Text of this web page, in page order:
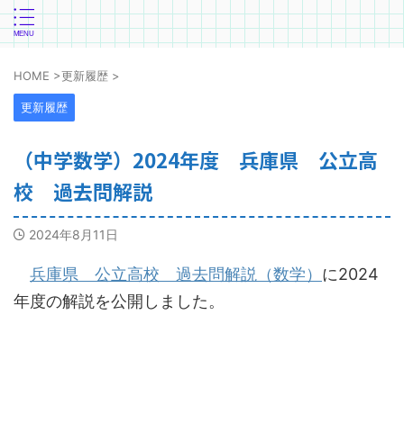
HOME >更新履歴 >
更新履歴
（中学数学）2024年度 兵庫県 公立高
校 過去問解説
2024年8月11日
兵庫県 公立高校 過去問解説（数学） に2024
年度の解説を公開しました。